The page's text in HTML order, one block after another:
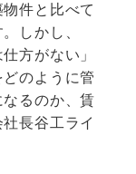
件と比べて
しかし、
方がない」
のように管
るのか、賃
長谷工ライ